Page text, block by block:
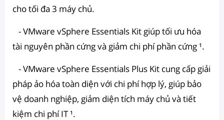
cho tối đa 3 máy chủ.
- VMware vSphere Essentials Kit giúp tối ưu hóa
tài nguyên phần cứng và giảm chi phí phần cứng ¹.
- VMware vSphere Essentials Plus Kit cung cấp giải
pháp ảo hóa toàn diện với chi phí hợp lý, giúp bảo
vệ doanh nghiệp, giảm diện tích máy chủ và tiết
kiệm chi phí IT ¹.